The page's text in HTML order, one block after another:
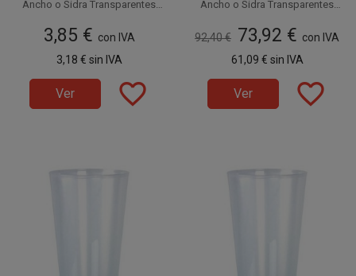
Ancho o Sidra Transparentes
resistentes
Estos Vasos Reutilizables de
cubatas, cervezas, mojitos,
combinados, etc.
Disponible a la venta en
3,85 € con IVA
3,18 € sin IVA
Ver favorite_border
Ancho o Sidra Transparentes
resistentes
Estos Vasos Reutilizables de
Plástico
cubatas, cervezas, mojitos,
combinados, etc.
Disponible a la venta en cajas
92,40 € 73,92 € con IVA
61,09 € sin IVA
Ver favorite_border